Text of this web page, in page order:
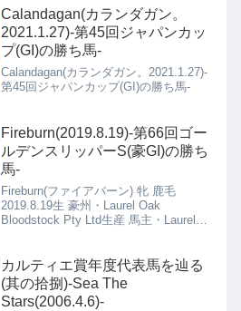
Calandagan(カランダガン。
2021.1.27)-第45回ジャパンカッ
プ(GI)の勝ち馬-
Calandagan(カランダガン。2021.1.27)-
第45回ジャパンカップ(GI)の勝ち馬-
Fireburn(2019.8.19)-第66回ゴー
ルデンスリッパーS(豪GI)の勝ち
馬-
Fireburn(ファイアバーン) 牝 鹿毛
2019.8.19生 豪州・Laurel Oak
Bloodstock Pty Ltd生産 馬主・Laurel
カルティエ賞年度代表馬を辿る
(其の拾捌)-Sea The
Stars(2006.4.6)-